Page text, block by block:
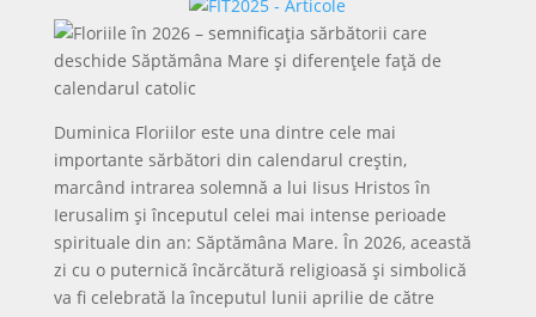
Duminica Floriilor este una dintre cele mai
importante sărbători din calendarul creștin,
marcând intrarea solemnă a lui Iisus Hristos în
Ierusalim și începutul celei mai intense perioade
spirituale din an: Săptămâna Mare. În 2026, această
zi cu o puternică încărcătură religioasă și simbolică
va fi celebrată la începutul lunii aprilie de către